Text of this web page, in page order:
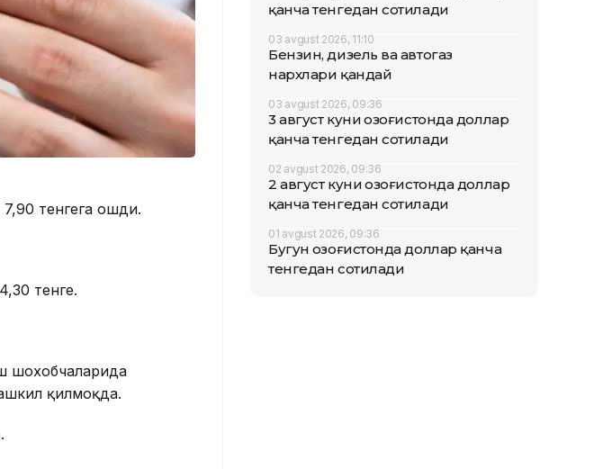
тенгега ошди.
тенге.
шохобчаларида
қилмоқда.
қанча тенгедан сотилади
03 avgust 2026, 11:10
Бензин, дизель ва автогаз
нархлари қандай
03 avgust 2026, 09:36
3 август куни Қозоғистонда доллар
қанча тенгедан сотилади
02 avgust 2026, 09:36
2 август куни Қозоғистонда доллар
қанча тенгедан сотилади
01 avgust 2026, 09:36
Бугун Қозоғистонда доллар қанча
тенгедан сотилади